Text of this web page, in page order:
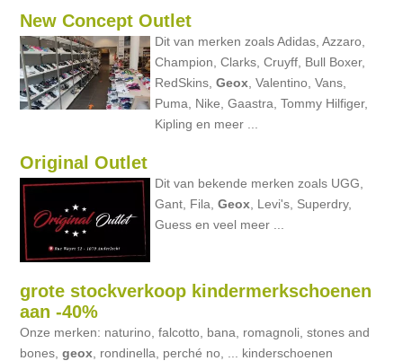
New Concept Outlet
Dit van merken zoals Adidas, Azzaro,
Champion, Clarks, Cruyff, Bull Boxer,
RedSkins,Geox , Valentino, Vans,
Puma, Nike, Gaastra, Tommy Hilfiger,
Kipling en meer ...
Original Outlet
Dit van bekende merken zoals UGG,
Gant, Fila,Geox , Levi's, Superdry,
Guess en veel meer ...
grote stockverkoop kindermerkschoenen
aan -40%
Onze merken: naturino, falcotto, bana, romagnoli, stones and
bones,geox , rondinella, perché no, ... kinderschoenen